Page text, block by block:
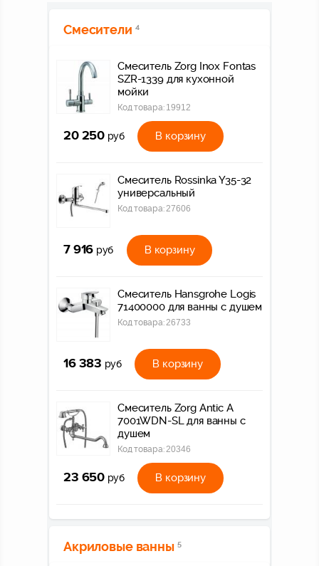
Смесители 4
Смеситель Zorg Inox Fontas
SZR-1339 для кухонной
мойки
Код товара: 19912
20 250 руб В корзину
Смеситель Rossinka Y35-32
универсальный
Код товара: 27606
7 916 руб В корзину
Смеситель Hansgrohe Logis
71400000 для ванны с душем
Код товара: 26733
16 383 руб В корзину
Смеситель Zorg Antic A
7001WDN-SL для ванны с
душем
Код товара: 20346
23 650 руб В корзину
Акриловые ванны 5